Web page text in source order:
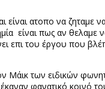
είναι ατοπο να ζηταμε
είναι πως αν θελαμε
επι του έργου που
Μάικ των ειδικών
φανατικό κοινό